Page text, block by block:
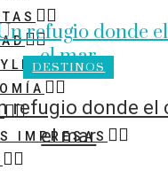
IMPRESAS
DESTINOS
refugio donde
el mar